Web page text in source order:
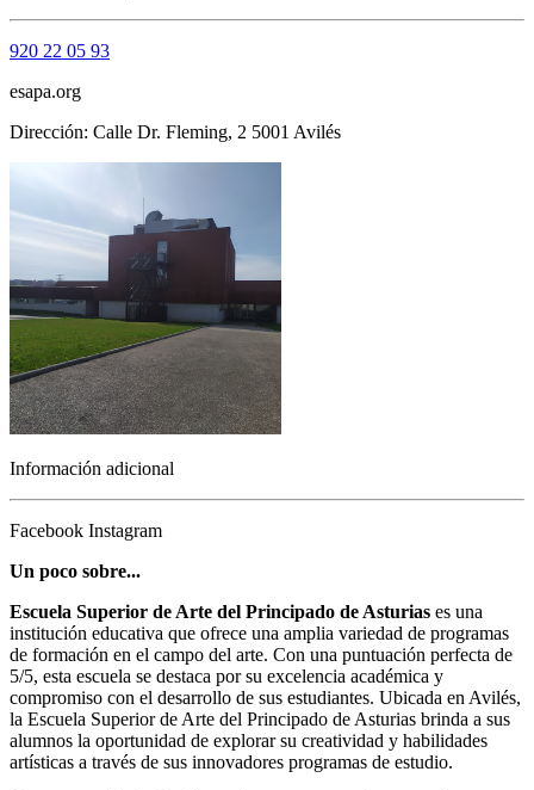
920 22 05 93
esapa.org
Dirección: Calle Dr. Fleming, 2 5001 Avilés
Información adicional
Facebook Instagram
Un poco sobre...
Escuela Superior de Arte del Principado de Asturias es una
institución educativa que ofrece una amplia variedad de programas
de formación en el campo del arte. Con una puntuación perfecta de
5/5, esta escuela se destaca por su excelencia académica y
compromiso con el desarrollo de sus estudiantes. Ubicada en Avilés,
la Escuela Superior de Arte del Principado de Asturias brinda a sus
alumnos la oportunidad de explorar su creatividad y habilidades
artísticas a través de sus innovadores programas de estudio.